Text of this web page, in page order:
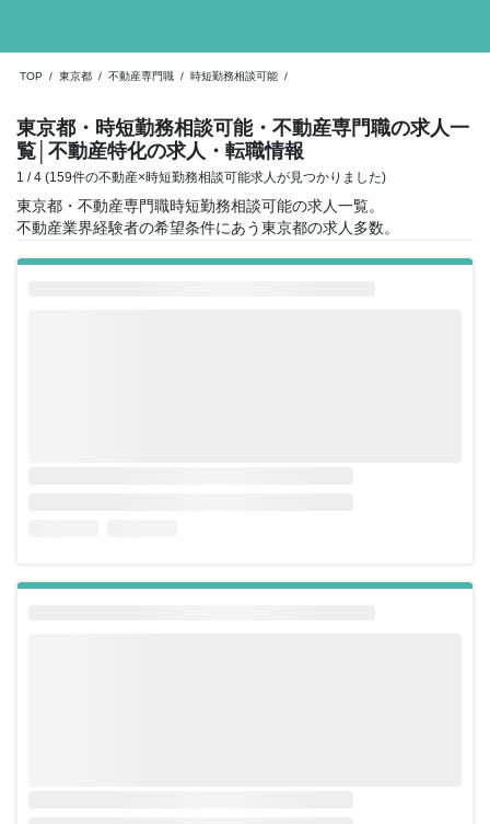
TOP / 東京都 / 不動産専門職 / 時短勤務相談可能 /
東京都・時短勤務相談可能・不動産専門職の求人一
覧 │不動産特化の求人・転職情報
1 / 4 (159件の不動産×時短勤務相談可能求人が見つかりました)
東京都・不動産専門職時短勤務相談可能の求人一覧。
不動産業界経験者の希望条件にあう東京都の求人多数。